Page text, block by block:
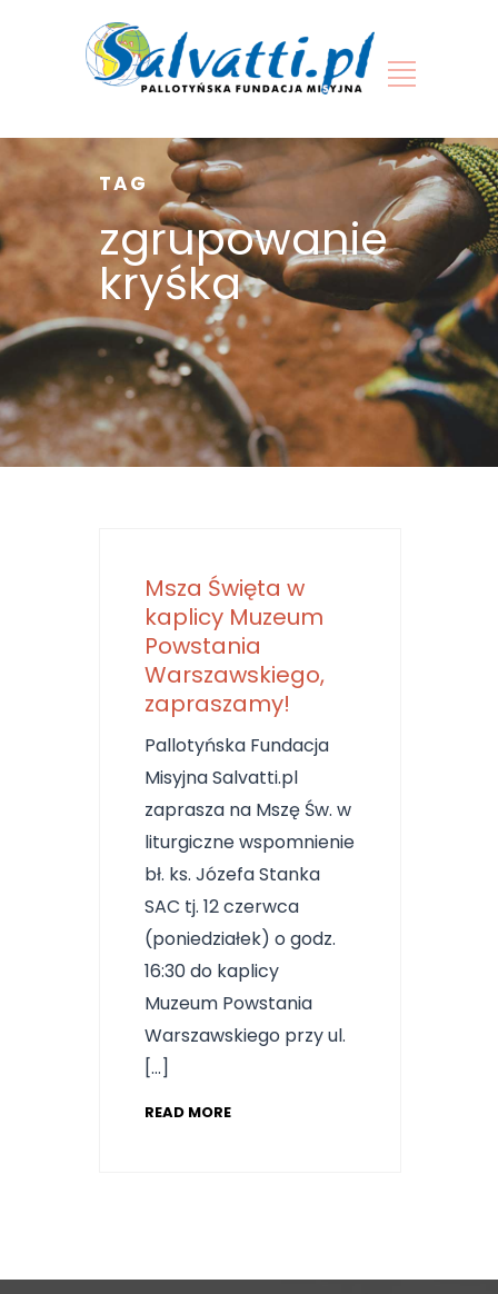
TAG
zgrupowanie
kryśka
Msza Święta w
kaplicy Muzeum
Powstania
Warszawskiego,
zapraszamy!
Pallotyńska Fundacja
Misyjna Salvatti.pl
zaprasza na Mszę Św. w
liturgiczne wspomnienie
bł. ks. Józefa Stanka
SAC tj. 12 czerwca
(poniedziałek) o godz.
16:30 do kaplicy
Muzeum Powstania
Warszawskiego przy ul.
[…]
READ MORE